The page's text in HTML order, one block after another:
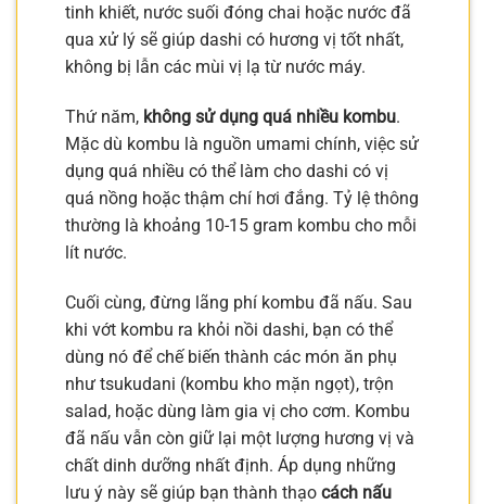
tinh khiết, nước suối đóng chai hoặc nước đã
qua xử lý sẽ giúp dashi có hương vị tốt nhất,
không bị lẫn các mùi vị lạ từ nước máy.
Thứ năm, không sử dụng quá nhiều kombu.
Mặc dù kombu là nguồn umami chính, việc sử
dụng quá nhiều có thể làm cho dashi có vị
quá nồng hoặc thậm chí hơi đắng. Tỷ lệ thông
thường là khoảng 10-15 gram kombu cho mỗi
lít nước.
Cuối cùng, đừng lãng phí kombu đã nấu. Sau
khi vớt kombu ra khỏi nồi dashi, bạn có thể
dùng nó để chế biến thành các món ăn phụ
như tsukudani (kombu kho mặn ngọt), trộn
salad, hoặc dùng làm gia vị cho cơm. Kombu
đã nấu vẫn còn giữ lại một lượng hương vị và
chất dinh dưỡng nhất định. Áp dụng những
lưu ý này sẽ giúp bạn thành thạo cách nấu